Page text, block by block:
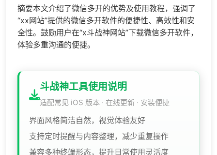
摘要本文介绍了微信多开的优势及使用教程，强调了
“xx网站”提供的微信多开软件的便捷性、高效性和安
全性。鼓励用户在“x斗战神网站”下载微信多开软件，
体验多重沟通的便捷。
斗战神工具使用说明
适配常见 iOS 版本 · 在线更新 · 安装便捷
界面风格简洁自然，视觉体验友好
支持定时提醒与内容整理，减少重复操作
兼容多种终端形态，提升日常使用灵活度